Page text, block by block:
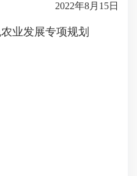
2022年8月15日
业发展专项规划